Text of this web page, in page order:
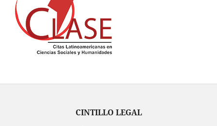
CINTILLO LEGAL